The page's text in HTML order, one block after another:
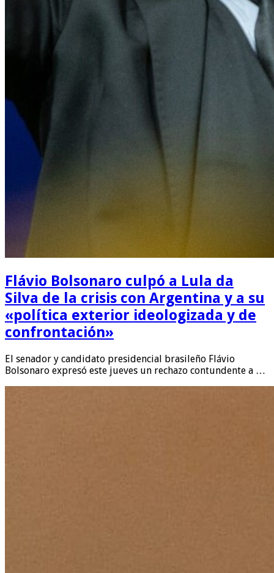
Flávio Bolsonaro culpó a Lula da
Silva de la crisis con Argentina y a su
«política exterior ideologizada y de
confrontación»
El senador y candidato presidencial brasileño Flávio
Bolsonaro expresó este jueves un rechazo contundente a …